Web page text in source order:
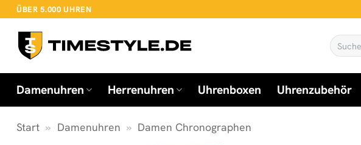
Zum
springen
ÜBER 5.000 UHREN
Suchen
nach:
Damenuhren Herrenuhren Uhrenboxen Uhrenzubehör
Start » Damenuhren » Damen Chronographen